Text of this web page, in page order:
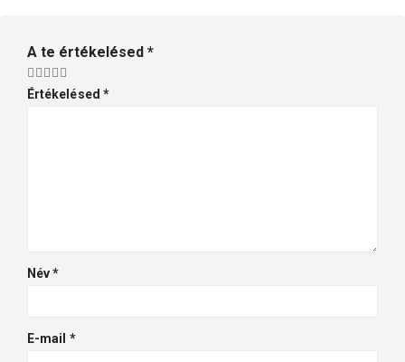
A te értékelésed *
Értékelésed *
Név*
E-mail *